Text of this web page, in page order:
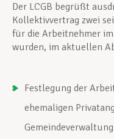
Der LCGB begrüßt
Kollektivvertrag zwei
für die Arbeitnehmer
wurden, im aktuellen
Festlegung der
ehemaligen